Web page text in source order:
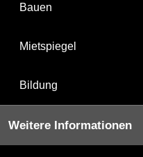
Bauen
Mietspiegel
Bildung
Weitere Informationen